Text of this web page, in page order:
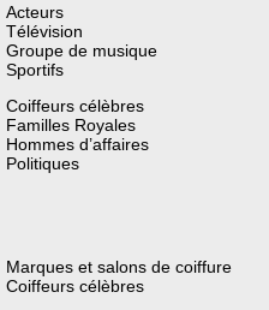
Acteurs
Télévision
Groupe de musique
Sportifs
Coiffeurs célèbres
Familles Royales
Hommes d’affaires
Politiques
Marques et salons de coiffure
Coiffeurs célèbres